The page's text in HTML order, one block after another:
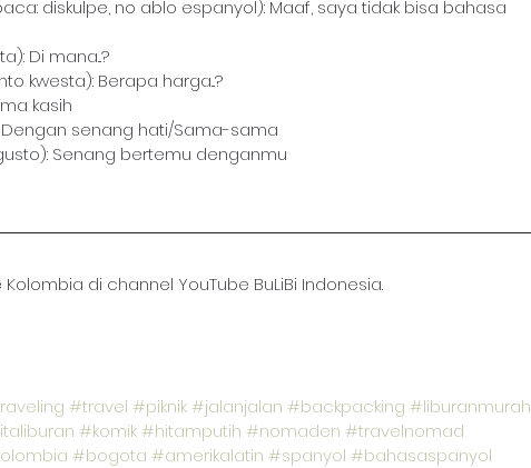
diskulpe, no ablo espanyol): Maaf, saya tidak bisa bahasa
Di mana...?
kwesta): Berapa harga...?
kasih
senang hati/Sama-sama
Senang bertemu denganmu
di channel YouTube BuLiBi Indonesia.
#travel #piknik#jalanjalan #backpacking #liburanmurah
#komik#hitamputih #nomaden #travelnomad
#bogota #amerikalatin #spanyol #bahasaspanyol